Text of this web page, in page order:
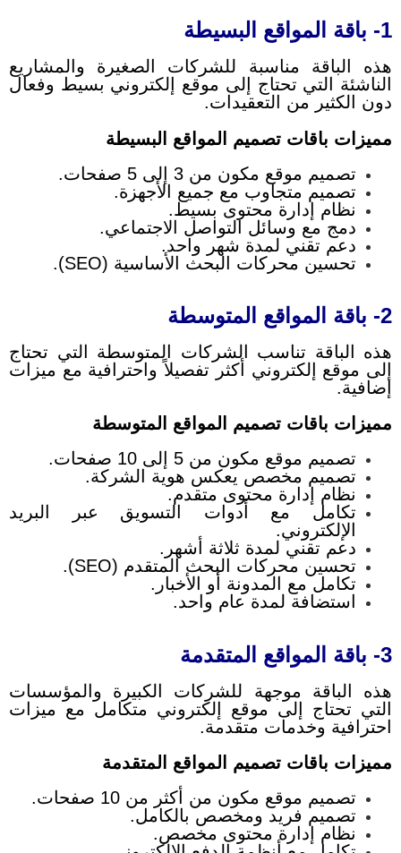
1- باقة المواقع البسيطة
هذه الباقة مناسبة للشركات الصغيرة والمشاريع
الناشئة التي تحتاج إلى موقع إلكتروني بسيط وفعال
دون الكثير من التعقيدات.
مميزات باقات تصميم المواقع البسيطة
تصميم موقع مكون من 3 إلى 5 صفحات.
تصميم متجاوب مع جميع الأجهزة.
نظام إدارة محتوى بسيط.
دمج مع وسائل التواصل الاجتماعي.
دعم تقني لمدة شهر واحد.
تحسين محركات البحث الأساسية (SEO).
2- باقة المواقع المتوسطة
هذه الباقة تناسب الشركات المتوسطة التي تحتاج
إلى موقع إلكتروني أكثر تفصيلاً واحترافية مع ميزات
إضافية.
مميزات باقات تصميم المواقع المتوسطة
تصميم موقع مكون من 5 إلى 10 صفحات.
تصميم مخصص يعكس هوية الشركة.
نظام إدارة محتوى متقدم.
تكامل مع أدوات التسويق عبر البريد
الإلكتروني.
دعم تقني لمدة ثلاثة أشهر.
تحسين محركات البحث المتقدم (SEO).
تكامل مع المدونة أو الأخبار.
استضافة لمدة عام واحد.
3- باقة المواقع المتقدمة
هذه الباقة موجهة للشركات الكبيرة والمؤسسات
التي تحتاج إلى موقع إلكتروني متكامل مع ميزات
احترافية وخدمات متقدمة.
مميزات باقات تصميم المواقع المتقدمة
تصميم موقع مكون من أكثر من 10 صفحات.
تصميم فريد ومخصص بالكامل.
نظام إدارة محتوى مخصص.